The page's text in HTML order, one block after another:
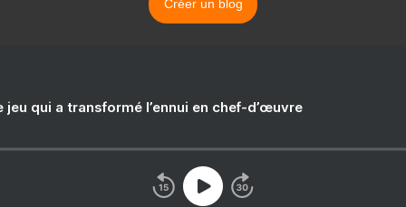
Créer un blog
jeu qui a transformé l’ennui en chef-d’œuvre